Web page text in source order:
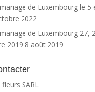
de Luxembourg le 5
2022
de Luxembourg 27,
2019 8 août 2019
fleurs SARL